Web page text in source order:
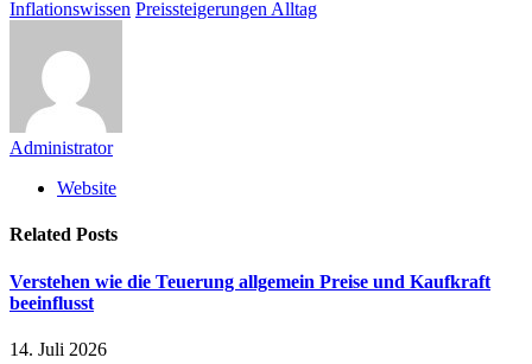
Inflationswissen Preissteigerungen Alltag
Administrator
Website
Related Posts
Verstehen wie die Teuerung allgemein Preise und Kaufkraft
beeinflusst
14. Juli 2026